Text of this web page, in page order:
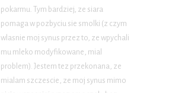
pokarmu. Tym bardziej, ze siara
pomaga w pozbyciu sie smolki (z czym
wlasnie moj synus przez to, ze wpychali
mu mleko modyfikowane, mial
problem). Jestem tez przekonana, ze
mialam szczescie, ze moj synus mimo